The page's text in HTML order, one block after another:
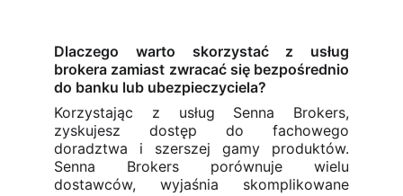
Dlaczego warto skorzystać z usług
brokera zamiast zwracać się bezpośrednio
do banku lub ubezpieczyciela?
Korzystając z usług Senna Brokers,
zyskujesz dostęp do fachowego
doradztwa i szerszej gamy produktów.
Senna Brokers porównuje wielu
dostawców, wyjaśnia skomplikowane